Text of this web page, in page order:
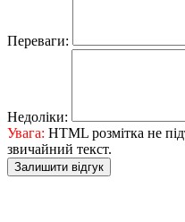
Переваги:
Недоліки:
Увага: HTML розмітка не
звичайний текст.
Залишити відгук